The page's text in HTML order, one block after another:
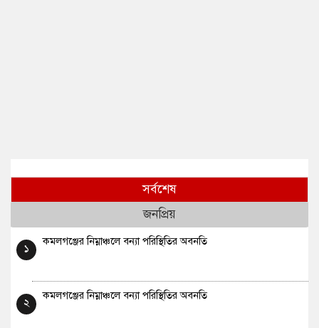
সর্বশেষ
জনপ্রিয়
১
কমলগঞ্জের নিম্নাঞ্চলে বন্যা পরিস্থিতির অবনতি
২
কমলগঞ্জের নিম্নাঞ্চলে বন্যা পরিস্থিতির অবনতি